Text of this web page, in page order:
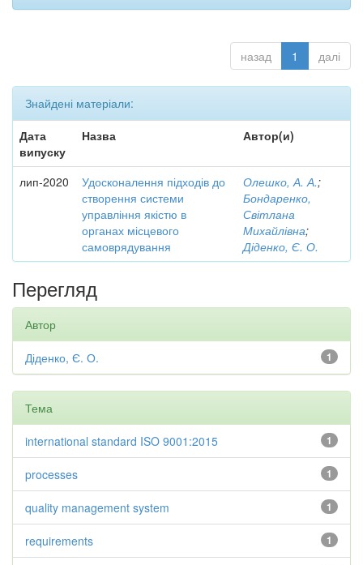
назад 1 далі
Знайдені матеріали:
Дата
випуску
Назва Автор(и)
лип-2020
Удосконалення підходів до
створення системи
управління якістю в
органах місцевого
самоврядування
Олешко, А. А.;
Бондаренко,
Світлана
Михайлівна;
Діденко, Є. О.
Перегляд
Автор
1
Діденко, Є. О.
Тема
1
international standard ISO 9001:2015
1
processes
1
quality management system
1
requirements